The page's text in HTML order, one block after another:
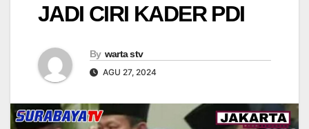
JADI CIRI KADER PDI
By warta stv
AGU 27, 2024